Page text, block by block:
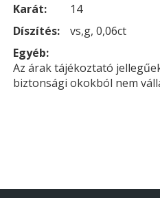
Karát:
14
Díszítés:
vs,g, 0,06ct
Egyéb:
Az árak tájékoztató
biztonsági okokból nem